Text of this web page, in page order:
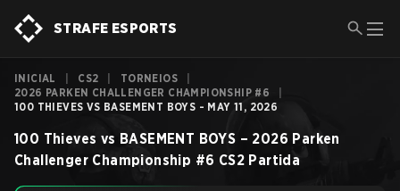
STRAFE ESPORTS
INICIAL CS2 TORNEIOS
2026 PARKEN CHALLENGER CHAMPIONSHIP #6
100 THIEVES VS BASEMENT BOYS - MAY 11, 2026
100 Thieves vs BASEMENT BOYS – 2026 Parken
Challenger Championship #6 CS2 Partida